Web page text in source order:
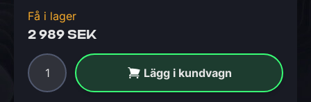
Få i lager
2 989 SEK
Lägg i kundvagn